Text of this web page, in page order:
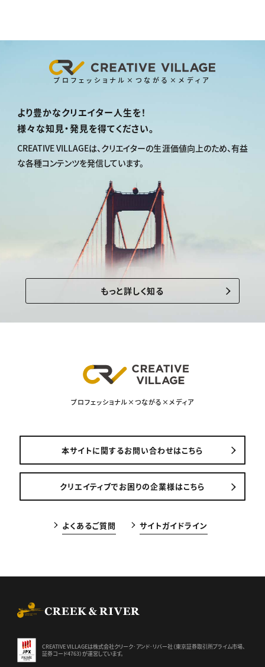
プロフェッショナル×つながる×メディア
より豊かなクリエイター人生を！
様々な知見・発見を得てください。
CREATIVE VILLAGEは、 クリエイターの生涯価値向上のため、有益
な各種コンテンツを発信しています。
もっと詳しく知る
プロフェッショナル×つながる×メディア
本サイトに関するお問い合わせはこちら
クリエイティブでお困りの企業様はこちら
よくあるご質問 サイトガイドライン
CREATIVE VILLAGEは株式会社クリーク･アンド･リバー社（東京証券取引所プライム市場、
証券コード4763）が運営しています。